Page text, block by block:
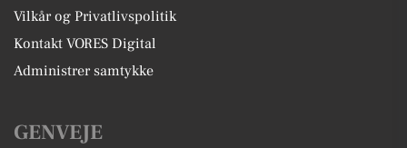
Vilkår og Privatlivspolitik
Kontakt VORES Digital
Administrer samtykke
GENVEJE